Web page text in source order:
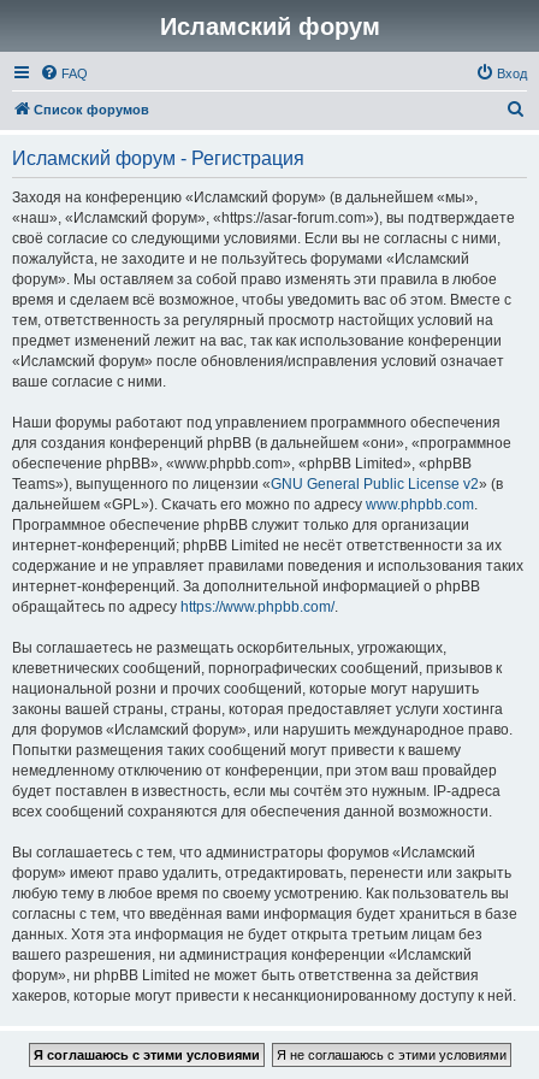
Исламский форум
FAQ Вход
Список форумов
Исламский форум - Регистрация
Заходя на конференцию «Исламский форум» (в дальнейшем «мы»,
«наш», «Исламский форум», «https://asar-forum.com»), вы подтверждаете
своё согласие со следующими условиями. Если вы не согласны с ними,
пожалуйста, не заходите и не пользуйтесь форумами «Исламский
форум». Мы оставляем за собой право изменять эти правила в любое
время и сделаем всё возможное, чтобы уведомить вас об этом. Вместе с
тем, ответственность за регулярный просмотр настойщих условий на
предмет изменений лежит на вас, так как использование конференции
«Исламский форум» после обновления/исправления условий означает
ваше согласие с ними.
Наши форумы работают под управлением программного обеспечения
для создания конференций phpBB (в дальнейшем «они», «программное
обеспечение phpBB», «www.phpbb.com», «phpBB Limited», «phpBB
Teams»), выпущенного по лицензии «GNU General Public License v2» (в
дальнейшем «GPL»). Скачать его можно по адресу www.phpbb.com.
Программное обеспечение phpBB служит только для организации
интернет-конференций; phpBB Limited не несёт ответственности за их
содержание и не управляет правилами поведения и использования таких
интернет-конференций. За дополнительной информацией о phpBB
обращайтесь по адресу https://www.phpbb.com/.
Вы соглашаетесь не размещать оскорбительных, угрожающих,
клеветнических сообщений, порнографических сообщений, призывов к
национальной розни и прочих сообщений, которые могут нарушить
законы вашей страны, страны, которая предоставляет услуги хостинга
для форумов «Исламский форум», или нарушить международное право.
Попытки размещения таких сообщений могут привести к вашему
немедленному отключению от конференции, при этом ваш провайдер
будет поставлен в известность, если мы сочтём это нужным. IP-адреса
всех сообщений сохраняются для обеспечения данной возможности.
Вы соглашаетесь с тем, что администраторы форумов «Исламский
форум» имеют право удалить, отредактировать, перенести или закрыть
любую тему в любое время по своему усмотрению. Как пользователь вы
согласны с тем, что введённая вами информация будет храниться в базе
данных. Хотя эта информация не будет открыта третьим лицам без
вашего разрешения, ни администрация конференции «Исламский
форум», ни phpBB Limited не может быть ответственна за действия
хакеров, которые могут привести к несанкционированному доступу к ней.